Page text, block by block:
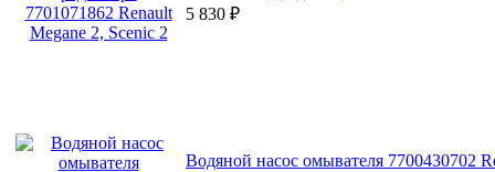
5 830 ₽
Водяной насос омывателя 7700430702